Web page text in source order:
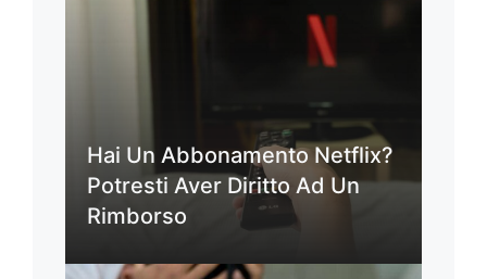
Hai Un Abbonamento Netflix?
Potresti Aver Diritto Ad Un
Rimborso